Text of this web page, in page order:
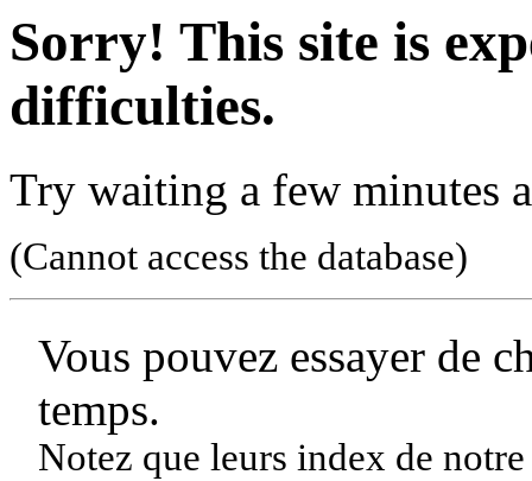
Sorry! This site is
difficulties.
Try waiting a few minutes
(Cannot access the database)
Vous pouvez essayer de
temps.
Notez que leurs index de